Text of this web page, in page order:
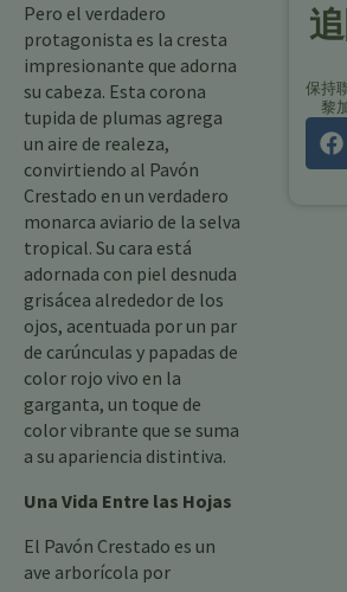
Pero el verdadero
protagonista es la cresta
impresionante que adorna
su cabeza. Esta corona
tupida de plumas agrega
un aire de realeza,
convirtiendo al Pavón
Crestado en un verdadero
monarca aviario de la selva
tropical. Su cara está
adornada con piel desnuda
grisácea alrededor de los
ojos, acentuada por un par
de carúnculas y papadas de
color rojo vivo en la
garganta, un toque de
color vibrante que se suma
a su apariencia distintiva.
Una Vida Entre las Hojas
El Pavón Crestado es un
ave arborícola por
保持
黎